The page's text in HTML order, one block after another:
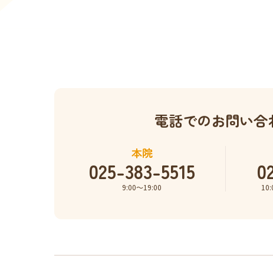
電話でのお問い合
本院
025-383-5515
9:00〜19:00